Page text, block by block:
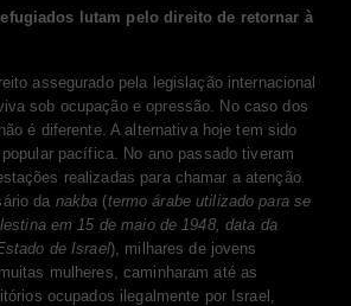
lutam pelo direito de retornar à
assegurado pela legislação internacional
sob ocupação e opressão. No caso dos
é diferente. A alternativa hoje tem sido
pacífica. No ano passado tiveram
realizadas para chamar a atenção
da nakba (termo árabe utilizado para se
em 15 de maio de 1948, data da
de Israel), milhares de jovens
mulheres, caminharam até as
ocupados ilegalmente por Israel,